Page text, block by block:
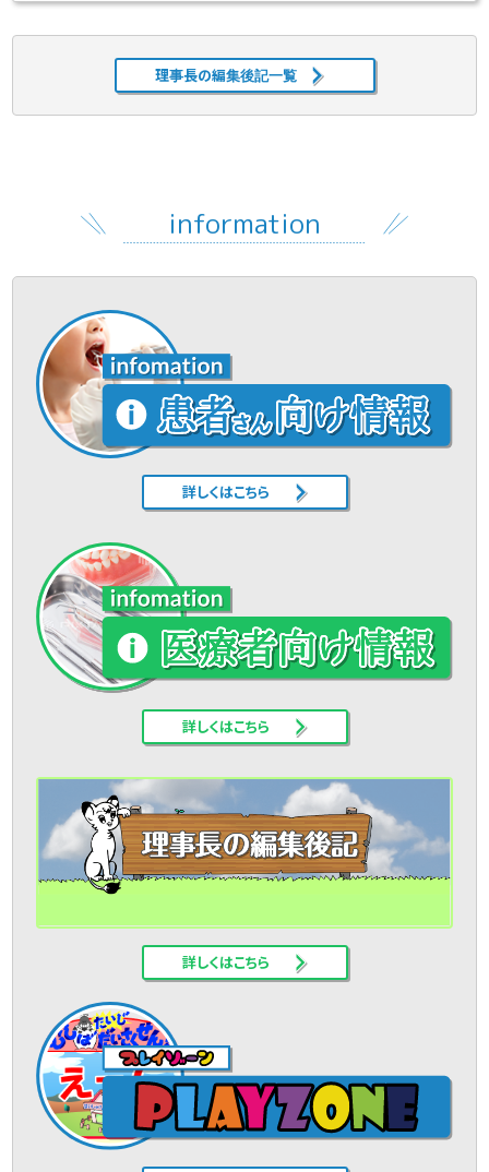
理事長の編集後記一覧
information
詳しくはこちら
詳しくはこちら
詳しくはこちら